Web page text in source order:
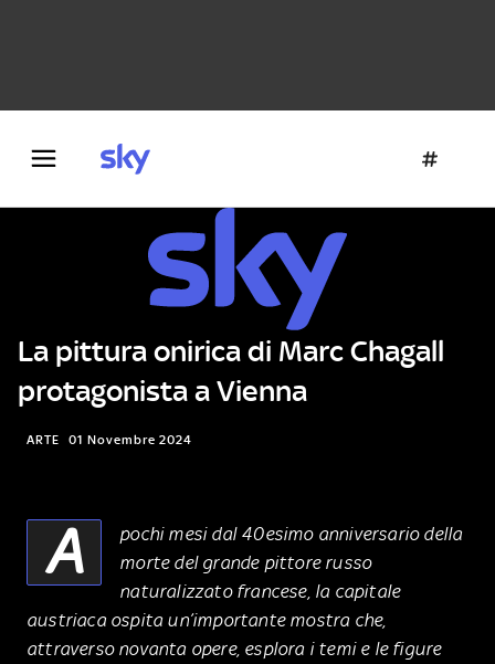
La pittura onirica di Marc Chagall
protagonista a Vienna
ARTE 01 Novembre 2024
A
pochi mesi dal 40esimo anniversario della
morte del grande pittore russo
naturalizzato francese, la capitale
austriaca ospita un’importante mostra che,
attraverso novanta opere, esplora i temi e le figure